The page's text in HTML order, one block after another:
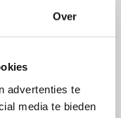
Over
advertenties te
media te bieden
termijn. Voor
kijkt over het
een visie voor
jaren zie je
wat de kiezer